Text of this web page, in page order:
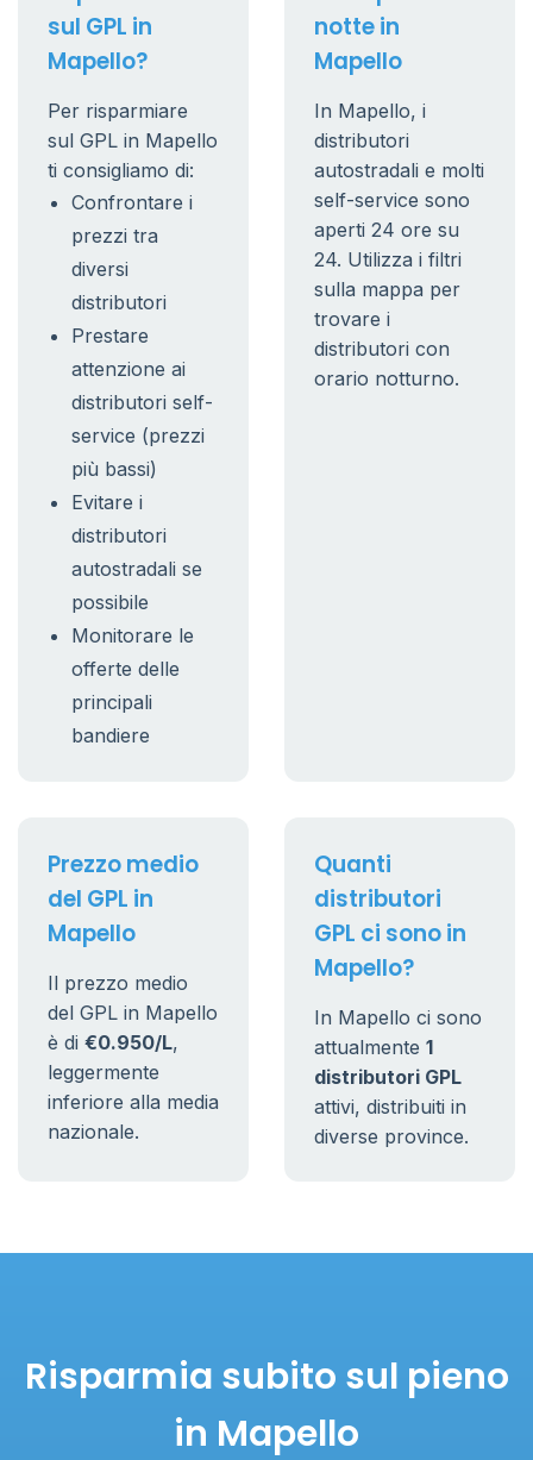
sul GPL in
Mapello?
Per risparmiare
sul GPL in Mapello
ti consigliamo di:
Confrontare i
prezzi tra
diversi
distributori
Prestare
attenzione ai
distributori self-
service (prezzi
più bassi)
Evitare i
distributori
autostradali se
possibile
Monitorare le
offerte delle
principali
bandiere
notte in
Mapello
In Mapello, i
distributori
autostradali e molti
self-service sono
aperti 24 ore su
24. Utilizza i filtri
sulla mappa per
trovare i
distributori con
orario notturno.
Prezzo medio
del GPL in
Mapello
Il prezzo medio
del GPL in Mapello
è di €0.950/L,
leggermente
inferiore alla media
nazionale.
Quanti
distributori
GPL ci sono in
Mapello?
In Mapello ci sono
attualmente 1
distributori GPL
attivi, distribuiti in
diverse province.
Risparmia subito sul pieno
in Mapello